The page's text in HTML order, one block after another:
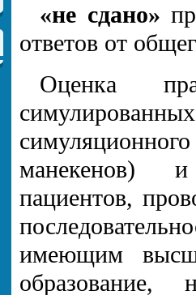
«не сдано»
ответов от
Оценка
манекенов) и
пациентов,
имеющим